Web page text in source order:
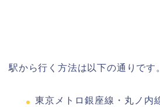
駅から行く方法は以下の通りです
東京メトロ銀座線・丸ノ内